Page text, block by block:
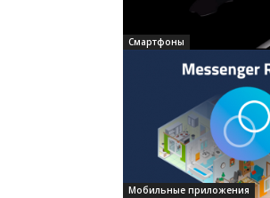
Смартфоны
Мобильные приложения